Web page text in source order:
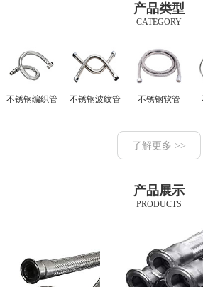
产品类型
CATEGORY
不锈钢编织管 不锈钢波纹管 不锈钢软管
了解更多 >>
产品展示
PRODUCTS